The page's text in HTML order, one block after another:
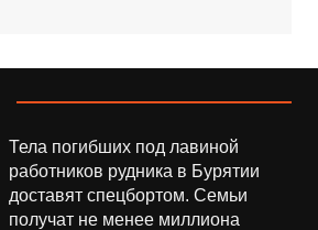
Тела погибших под лавиной
работников рудника в Бурятии
доставят спецбортом. Семьи
получат не менее миллиона